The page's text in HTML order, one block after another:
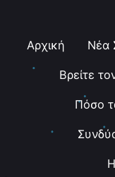
Αρχική Νέα
Βρείτε
Πόσο